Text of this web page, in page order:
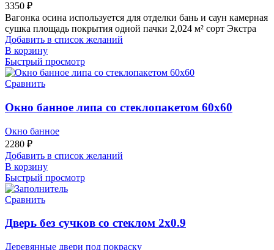
3350 ₽
Вагонка осина используется для отделки бань и саун камерная
сушка площадь покрытия одной пачки 2,024 м² сорт Экстра
Добавить в список желаний
В корзину
Быстрый просмотр
Сравнить
Окно банное липа со стеклопакетом 60х60
Окно банное
2280 ₽
Добавить в список желаний
В корзину
Быстрый просмотр
Сравнить
Дверь без сучков со стеклом 2х0.9
Деревянные двери под покраску